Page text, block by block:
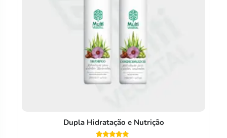
Dupla Hidratação e Nutrição